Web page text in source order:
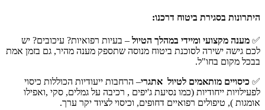
היתרונות בסגירת ביטוח דרכנו:
✅ מענה מקצועי ומיידי במהלך הטיול – בעיות רפואיות? עיכובים? יש
לכם גישה ישירה לסוכנת ביטוח מנוסה שתספק מענה מהיר, גם בזמן אמת
בבכל מקום בחו"ל.
✅ כיסויים מותאמים לטיול אתגרי– הרחבות ייעודיות הכוללות כיסוי
לפעילויות ייחודיות (כמו נסיעת ג'יפים , רכיבה על גמלים, סקי ,ואפילו
אומגות ), טיפולים רפואיים דחופים, וכיסוי לציוד יקר ערך.